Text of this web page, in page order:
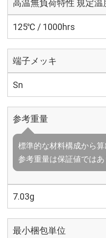
高温無負荷特性 規定
125℃ / 1000hrs
端子メッキ
Sn
参考重量
標準的な材料構成から算
参考重量は保証値ではあ
7.03g
最小梱包単位